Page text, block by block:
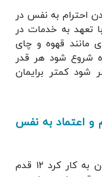
احترام به نفس در
به خدمات در
مانند قهوه و چای
شروع شود هر قدر
شود کمتر برایمان
و اعتماد به نفس
شاید دیگر بزرگترین آنها پایبند ماندن به کار کرد ۱۲ قدم